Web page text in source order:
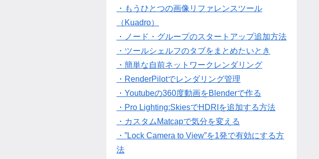
・もうひとつの画像リファレンスツール
（Kuadro）
・ノード・グループのスタートアップ追加方法
・ツールシェルフのタブをまとめたいとき
・簡単な自前ネットワークレンダリング
・RenderPilotでレンダリング管理
・Youtubeの360度動画をBlenderで作る
・Pro Lighting:SkiesでHDRIを追加する方法
・カスタムMatcapで気分を変える
・”Lock Camera to View”を1発で有効にする方
法